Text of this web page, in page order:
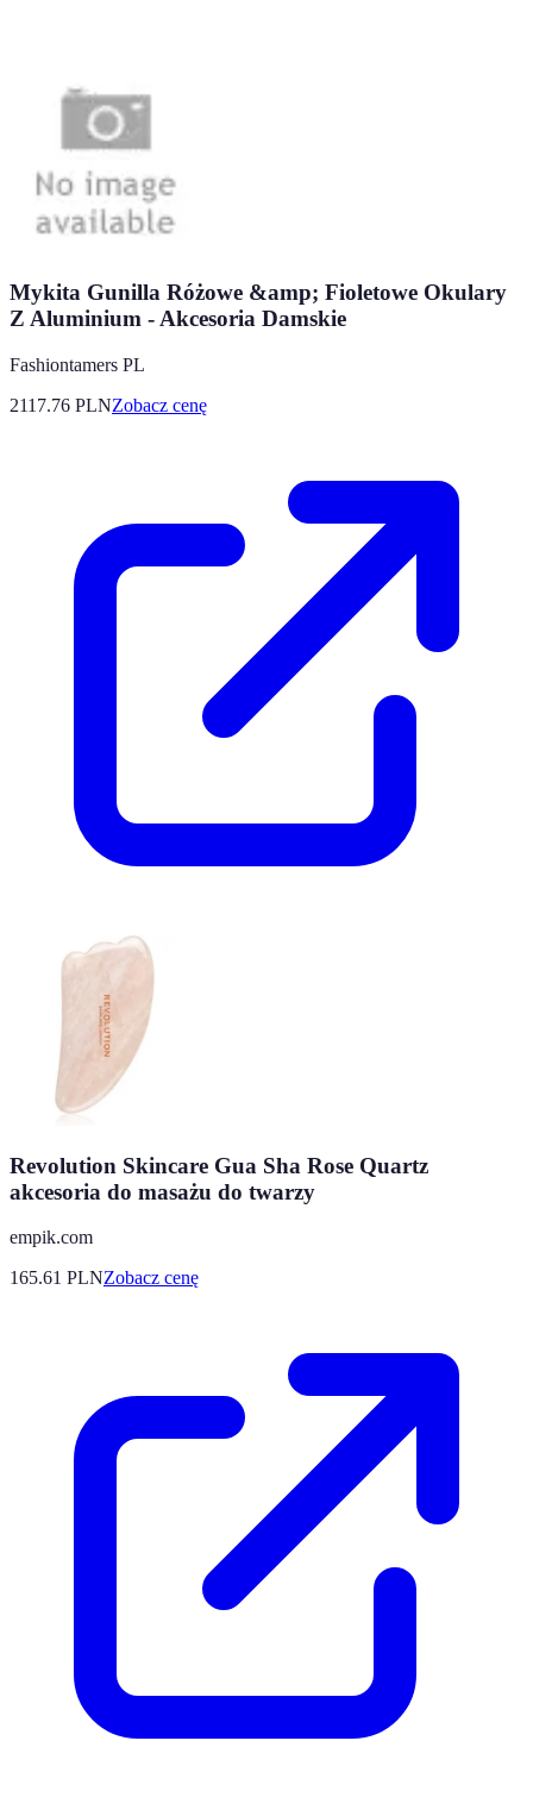
Mykita Gunilla Różowe &amp; Fioletowe Okulary
Z Aluminium - Akcesoria Damskie
Fashiontamers PL
2117.76 PLNZobacz cenę
Revolution Skincare Gua Sha Rose Quartz
akcesoria do masażu do twarzy
empik.com
165.61 PLNZobacz cenę